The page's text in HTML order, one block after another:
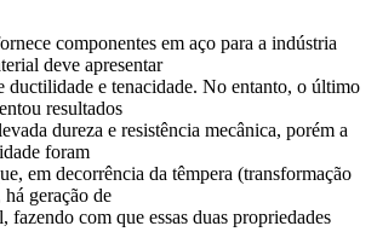
componentes em aço para a indústria
deve apresentar
ductilidade e tenacidade. No entanto, o último
resultados
dureza e resistência mecânica, porém a
foram
em decorrência da têmpera (transformação
geração de
fazendo com que essas duas propriedades